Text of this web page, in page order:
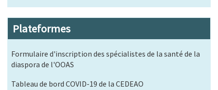
Plateformes
Formulaire d'inscription des spécialistes de la santé de la
diaspora de l'OOAS
Tableau de bord COVID-19 de la CEDEAO